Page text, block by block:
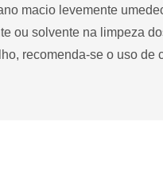
macio levemente
ou solvente na limpeza
recomenda-se o uso de